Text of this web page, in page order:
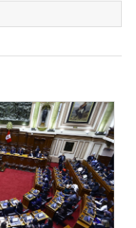
% de la renta neta del
frente a los
a la deducción del 10
manera se crea un
hasta el 25 %
y los aportes se
de clasificación o ya
olímpicos,
Así como